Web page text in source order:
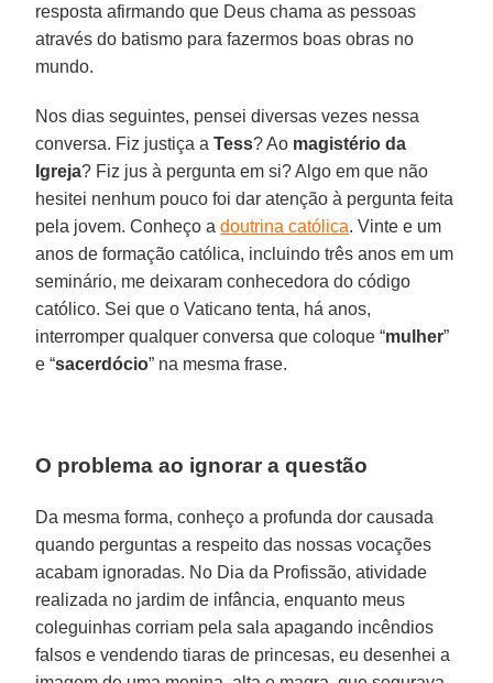
resposta afirmando que Deus chama as pessoas
através do batismo para fazermos boas obras no
mundo.
Nos dias seguintes, pensei diversas vezes nessa
conversa. Fiz justiça aTess? Ao magistério da
Igreja? Fiz jus à pergunta em si? Algo em que não
hesitei nenhum pouco foi dar atenção à pergunta feita
pela jovem. Conheço adoutrina católica. Vinte e um
anos de formação católica, incluindo três anos em um
seminário, me deixaram conhecedora do código
católico. Sei que o Vaticano tenta, há anos,
interromper qualquer conversa que coloque “mulher”
e “sacerdócio” na mesma frase.
O problema ao ignorar a questão
Da mesma forma, conheço a profunda dor causada
quando perguntas a respeito das nossas vocações
acabam ignoradas. No Dia da Profissão, atividade
realizada no jardim de infância, enquanto meus
coleguinhas corriam pela sala apagando incêndios
falsos e vendendo tiaras de princesas, eu desenhei a